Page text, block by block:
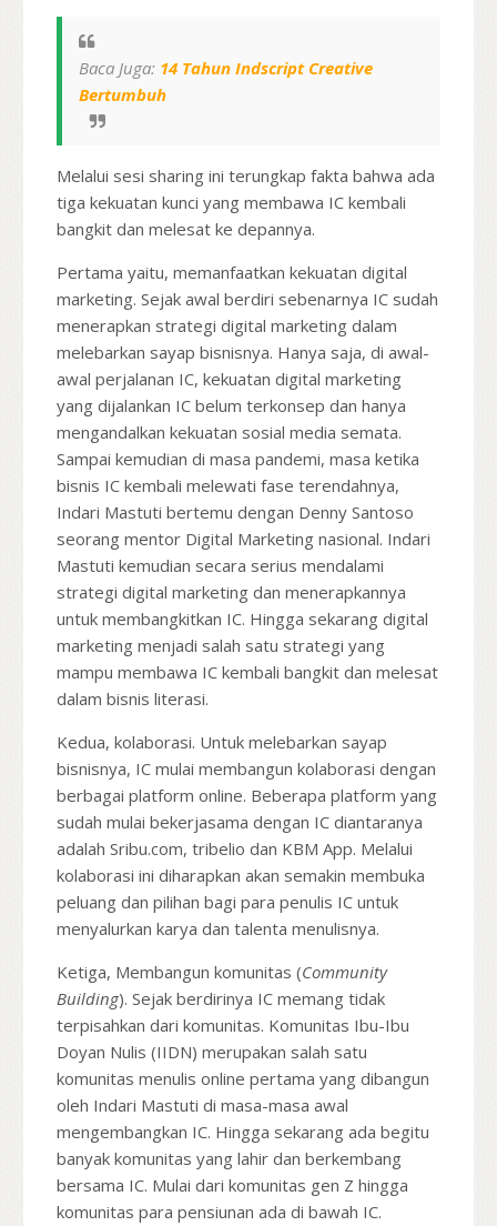
Baca Juga: 14 Tahun Indscript Creative
Bertumbuh
Melalui sesi sharing ini terungkap fakta bahwa ada
tiga kekuatan kunci yang membawa IC kembali
bangkit dan melesat ke depannya.
Pertama yaitu, memanfaatkan kekuatan digital
marketing. Sejak awal berdiri sebenarnya IC sudah
menerapkan strategi digital marketing dalam
melebarkan sayap bisnisnya. Hanya saja, di awal-
awal perjalanan IC, kekuatan digital marketing
yang dijalankan IC belum terkonsep dan hanya
mengandalkan kekuatan sosial media semata.
Sampai kemudian di masa pandemi, masa ketika
bisnis IC kembali melewati fase terendahnya,
Indari Mastuti bertemu dengan Denny Santoso
seorang mentor Digital Marketing nasional. Indari
Mastuti kemudian secara serius mendalami
strategi digital marketing dan menerapkannya
untuk membangkitkan IC. Hingga sekarang digital
marketing menjadi salah satu strategi yang
mampu membawa IC kembali bangkit dan melesat
dalam bisnis literasi.
Kedua, kolaborasi. Untuk melebarkan sayap
bisnisnya, IC mulai membangun kolaborasi dengan
berbagai platform online. Beberapa platform yang
sudah mulai bekerjasama dengan IC diantaranya
adalah Sribu.com, tribelio dan KBM App. Melalui
kolaborasi ini diharapkan akan semakin membuka
peluang dan pilihan bagi para penulis IC untuk
menyalurkan karya dan talenta menulisnya.
Ketiga, Membangun komunitas (Community
Building). Sejak berdirinya IC memang tidak
terpisahkan dari komunitas. Komunitas Ibu-Ibu
Doyan Nulis (IIDN) merupakan salah satu
komunitas menulis online pertama yang dibangun
oleh Indari Mastuti di masa-masa awal
mengembangkan IC. Hingga sekarang ada begitu
banyak komunitas yang lahir dan berkembang
bersama IC. Mulai dari komunitas gen Z hingga
komunitas para pensiunan ada di bawah IC.